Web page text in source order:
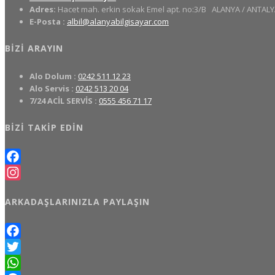
Adres: Hacet mah. erkin sokak Emel apt. no:3/B ALANYA /
E-Posta : albil@alanyabilgisayar.com
BIZI ARAYIN
Alo Dolum : 0242 511 12 23
Alo Servis : 0242 513 20 04
7/24 ACİL SERVİS : 0555 456 71 17
BIZI TAKIP EDIN
Facebook
ARKADAŞLARINIZLA PAYLAŞIN
Facebook
Twitter